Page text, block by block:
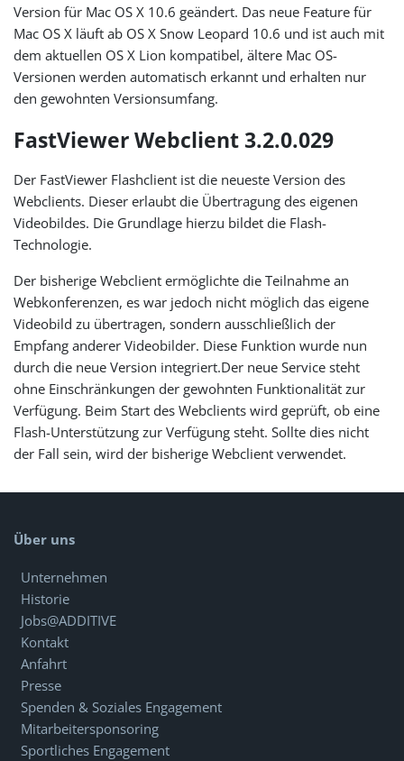
Version für Mac OS X 10.6 geändert. Das neue Feature für
Mac OS X läuft ab OS X Snow Leopard 10.6 und ist auch mit
dem aktuellen OS X Lion kompatibel, ältere Mac OS-
Versionen werden automatisch erkannt und erhalten nur
den gewohnten Versionsumfang.
FastViewer Webclient 3.2.0.029
Der FastViewer Flashclient ist die neueste Version des
Webclients. Dieser erlaubt die Übertragung des eigenen
Videobildes. Die Grundlage hierzu bildet die Flash-
Technologie.
Der bisherige Webclient ermöglichte die Teilnahme an
Webkonferenzen, es war jedoch nicht möglich das eigene
Videobild zu übertragen, sondern ausschließlich der
Empfang anderer Videobilder. Diese Funktion wurde nun
durch die neue Version integriert.Der neue Service steht
ohne Einschränkungen der gewohnten Funktionalität zur
Verfügung. Beim Start des Webclients wird geprüft, ob eine
Flash-Unterstützung zur Verfügung steht. Sollte dies nicht
der Fall sein, wird der bisherige Webclient verwendet.
Über uns
Unternehmen
Historie
Jobs@ADDITIVE
Kontakt
Anfahrt
Presse
Spenden & Soziales Engagement
Mitarbeitersponsoring
Sportliches Engagement